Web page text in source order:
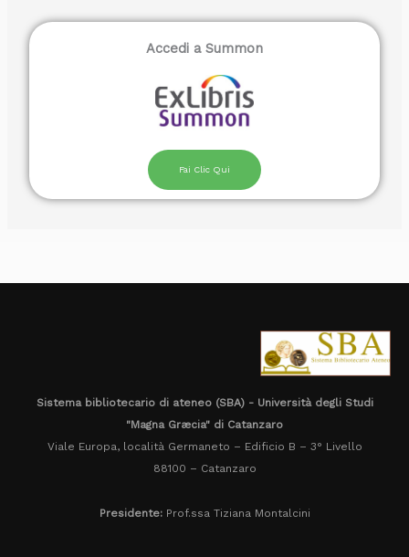
Accedi a Summon
Fai Clic Qui
Sistema bibliotecario di ateneo (SBA) - Università degli Studi
"Magna Græcia" di Catanzaro
Viale Europa, località Germaneto – Edificio B – 3° Livello
88100 – Catanzaro
Presidente:Prof.ssa Tiziana Montalcini